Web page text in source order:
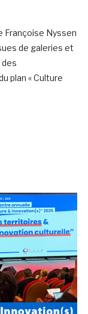
Françoise Nyssen
de galeries et
plan « Culture